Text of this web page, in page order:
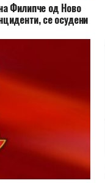
Филипче од Ново
се осудени